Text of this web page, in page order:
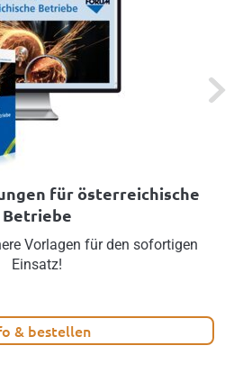
Next
für österreichische
Betriebe
Vorlagen für den sofortigen
Einsatz!
& bestellen